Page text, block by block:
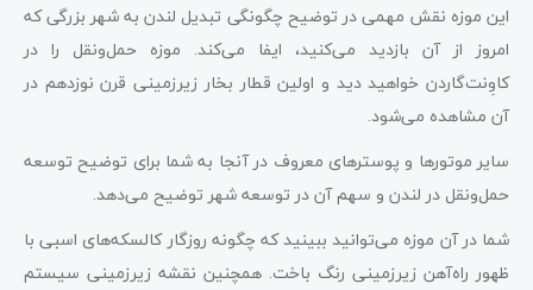
این موزه نقش مهمی در توضیح چگونگی تبدیل لندن به شهر بزرگی که
امروز از آن بازدید می‌کنید، ایفا می‌کند. موزه حمل‌ونقل را در
کاوِنت‌گاردن خواهید دید و اولین قطار بخار زیرزمینی قرن نوزدهم در
آن مشاهده می‌شود.
سایر موتورها و پوسترهای معروف در آنجا به شما برای توضیح توسعه
حمل‌ونقل در لندن و سهم آن در توسعه شهر توضیح می‌دهد.
شما در آن موزه می‌توانید ببینید که چگونه روزگار کالسکه‌های اسبی با
ظهور راه‌آهن زیرزمینی رنگ باخت. همچنین نقشه زیرزمینی سیستم